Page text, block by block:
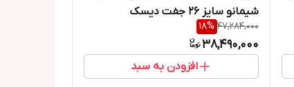
شیمانو سایز 26 جفت دیسک
47,284,000
18%
38,490,000
افزودن به سبد